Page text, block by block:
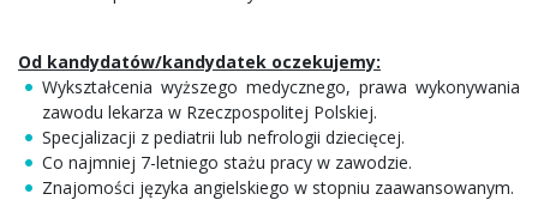
Od kandydatów/kandydatek oczekujemy:
Wykształcenia wyższego medycznego, prawa wykonywania
zawodu lekarza w Rzeczpospolitej Polskiej.
Specjalizacji z pediatrii lub nefrologii dziecięcej.
Co najmniej 7-letniego stażu pracy w zawodzie.
Znajomości języka angielskiego w stopniu zaawansowanym.